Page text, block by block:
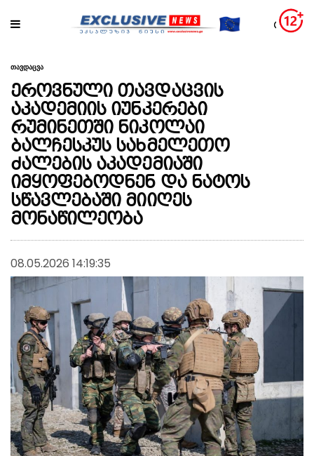
თავდაცვა
ეროვნული თავდაცვის
აკადემიის იუნკერები
რუმინეთში ნიკოლაი
ბალჩესკუს სახმელეთო
ძალების აკადემიაში
იმყოფებოდნენ და ნატოს
სწავლებაში მიიღეს
მონაწილეობა
08.05.2026 14:19:35